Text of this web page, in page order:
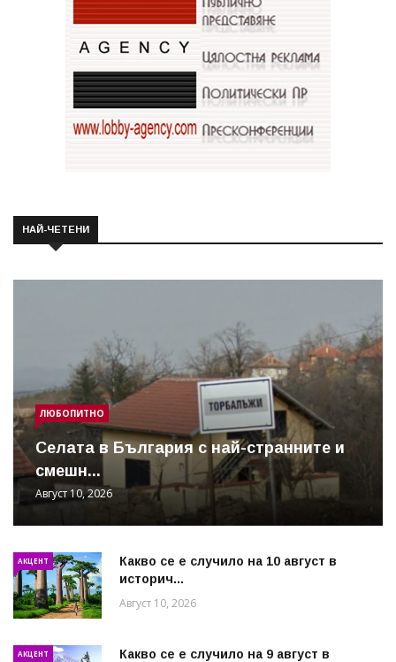
НАЙ-ЧЕТЕНИ
ЛЮБОПИТНО
Cелата в България с най-странните и
смешн...
Август 10, 2026
АКЦЕНТ
Какво се е случило на 10 август в
историч...
Август 10, 2026
АКЦЕНТ
Какво се е случило на 9 август в